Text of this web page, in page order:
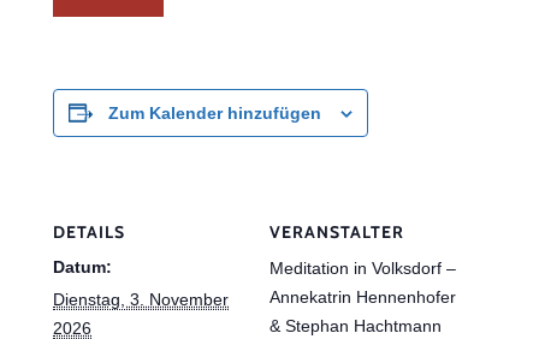
Zum Kalender hinzufügen
DETAILS
Datum:
Dienstag, 3. November
2026
VERANSTALTER
Meditation in Volksdorf –
Annekatrin Hennenhofer
& Stephan Hachtmann